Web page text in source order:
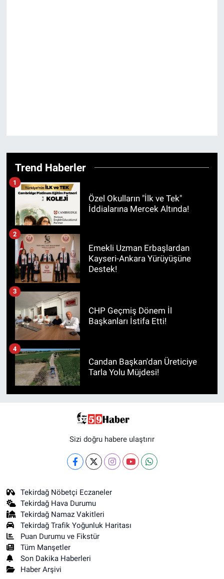
Trend Haberler
Özel Okulların "İlk ve Tek"
İddialarına Mercek Altında!
1
Emekli Uzman Erbaşlardan
Kayseri-Ankara Yürüyüşüne
Destek!
2
CHP Geçmiş Dönem İl
Başkanları İstifa Etti!
3
Candan Başkan'dan Üreticiye
Tarla Yolu Müjdesi!
4
Sizi doğru habere ulaştırır
Tekirdağ Nöbetçi Eczaneler
Tekirdağ Hava Durumu
Tekirdağ Namaz Vakitleri
Tekirdağ Trafik Yoğunluk Haritası
Puan Durumu ve Fikstür
Tüm Manşetler
Son Dakika Haberleri
Haber Arşivi